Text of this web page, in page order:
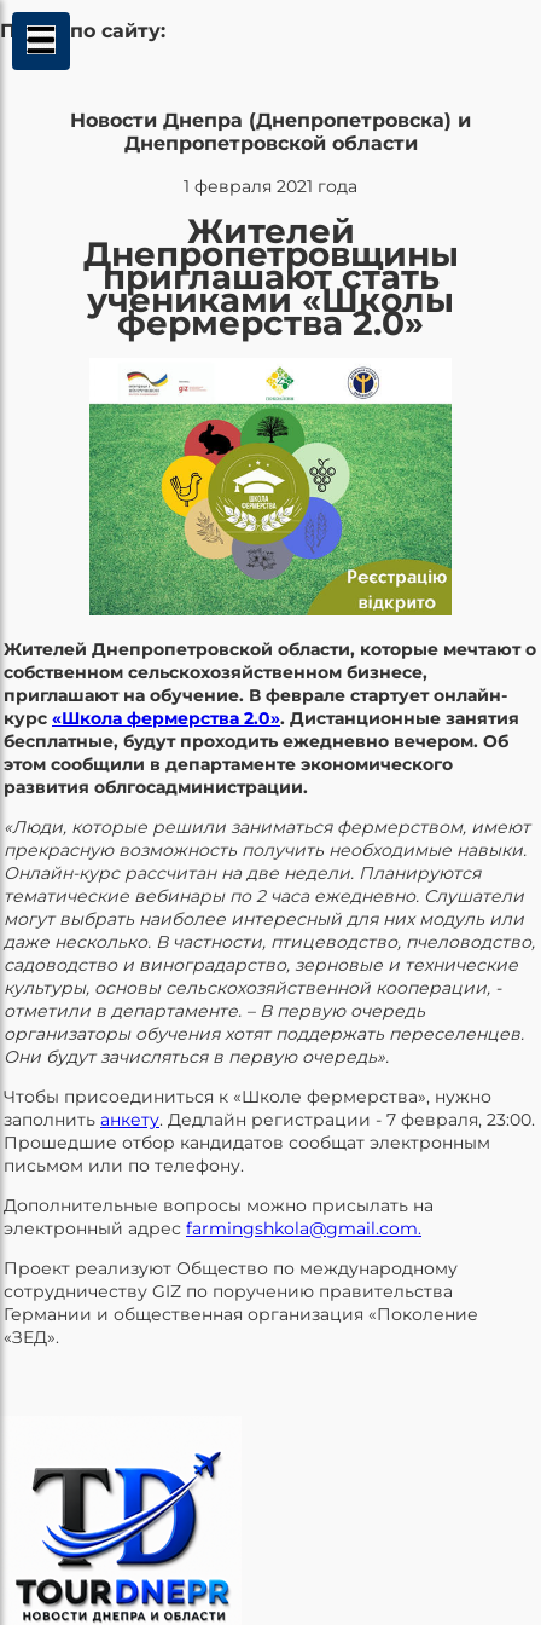
Поиск по сайту:
Новости Днепра (Днепропетровска) и
Днепропетровской области
1 февраля 2021 года
Жителей
Днепропетровщины
приглашают стать
учениками «Школы
фермерства 2.0»
Жителей Днепропетровской области, которые мечтают о
собственном сельскохозяйственном бизнесе,
приглашают на обучение. В феврале стартует онлайн-
курс «Школа фермерства 2.0». Дистанционные занятия
бесплатные, будут проходить ежедневно вечером. Об
этом сообщили в департаменте экономического
развития облгосадминистрации.
«Люди, которые решили заниматься фермерством, имеют
прекрасную возможность получить необходимые навыки.
Онлайн-курс рассчитан на две недели. Планируются
тематические вебинары по 2 часа ежедневно. Слушатели
могут выбрать наиболее интересный для них модуль или
даже несколько. В частности, птицеводство, пчеловодство,
садоводство и виноградарство, зерновые и технические
культуры, основы сельскохозяйственной кооперации, -
отметили в департаменте. – В первую очередь
организаторы обучения хотят поддержать переселенцев.
Они будут зачисляться в первую очередь».
Чтобы присоединиться к «Школе фермерства», нужно
заполнить анкету. Дедлайн регистрации - 7 февраля, 23:00.
Прошедшие отбор кандидатов сообщат электронным
письмом или по телефону.
Дополнительные вопросы можно присылать на
электронный адрес farmingshkola@gmail.com.
Проект реализуют Общество по международному
сотрудничеству GIZ по поручению правительства
Германии и общественная организация «Поколение
«ЗЕД».